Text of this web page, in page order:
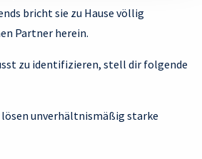
bricht sie zu Hause völlig
Partner herein.
zu identifizieren, stell dir folgende
unverhältnismäßig starke